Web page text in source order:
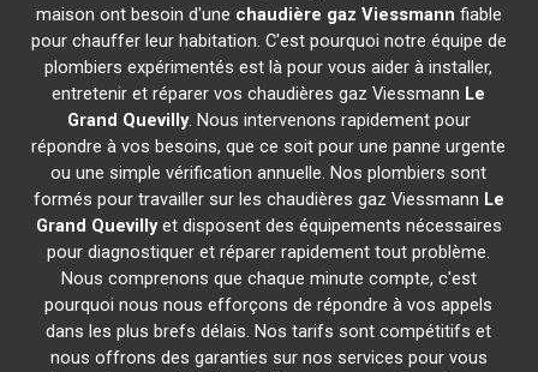
maison ont besoin d'une chaudière gaz Viessmann fiable
pour chauffer leur habitation. C'est pourquoi notre équipe de
plombiers expérimentés est là pour vous aider à installer,
entretenir et réparer vos chaudières gaz Viessmann Le
Grand Quevilly. Nous intervenons rapidement pour
répondre à vos besoins, que ce soit pour une panne urgente
ou une simple vérification annuelle. Nos plombiers sont
formés pour travailler sur les chaudières gaz Viessmann Le
Grand Quevillyet disposent des équipements nécessaires
pour diagnostiquer et réparer rapidement tout problème.
Nous comprenons que chaque minute compte, c'est
pourquoi nous nous efforçons de répondre à vos appels
dans les plus brefs délais. Nos tarifs sont compétitifs et
nous offrons des garanties sur nos services pour vous